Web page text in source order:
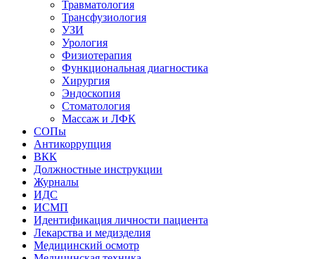
Травматология
Трансфузиология
УЗИ
Урология
Физиотерапия
Функциональная диагностика
Хирургия
Эндоскопия
Стоматология
Массаж и ЛФК
СОПы
Антикоррупция
ВКК
Должностные инструкции
Журналы
ИДС
ИСМП
Идентификация личности пациента
Лекарства и медизделия
Медицинский осмотр